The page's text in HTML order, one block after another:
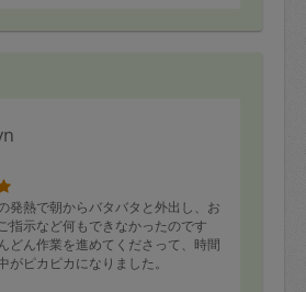
発熱で朝からバタバタと外出し、お
指示など何もできなかったのです
どん作業を進めてくださって、時間
がピカピカになりました。
でお休みにしていただいたので自分